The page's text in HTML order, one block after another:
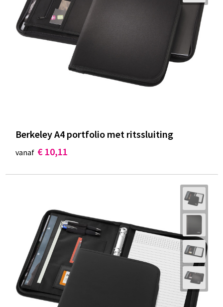
Berkeley A4 portfolio met ritssluiting
vanaf € 10,11